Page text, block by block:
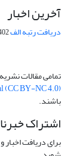
آخرین اخبار
دریافت رتبه الف06
تمامی مقالات
(CC BY-NC 4.0)
باشند.
اشتراک
برای دریافت